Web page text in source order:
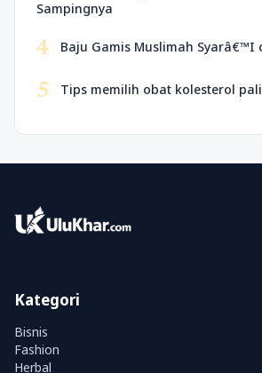
Sampingnya
4 Baju Gamis Muslimah Syarâ€™I
5 Tips memilih obat kolesterol
Kategori
Bisnis
Fashion
Herbal